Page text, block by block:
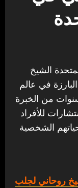
الشيخ
في عالم
من الخبرة
للأفراد
الشخصية
روحاني لجلب